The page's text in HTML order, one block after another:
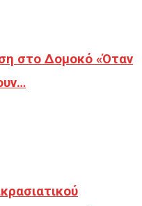
στο Δομοκό «Όταν